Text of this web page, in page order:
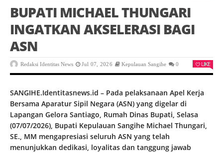
BUPATI MICHAEL THUNGARI
INGATKAN AKSELERASI BAGI
ASN
Redaksi Identitas News Jul 07, 2026 Kepulauan Sangihe 0 LIKE
SANGIHE.Identitasnews.id – Pada pelaksanaan Apel Kerja
Bersama Aparatur Sipil Negara (ASN) yang digelar di
Lapangan Gelora Santiago, Rumah Dinas Bupati, Selasa
(07/07/2026), Bupati Kepulauan Sangihe Michael Thungari,
SE., MM mengapresiasi seluruh ASN yang telah
menunjukkan dedikasi, loyalitas dan tanggung jawab